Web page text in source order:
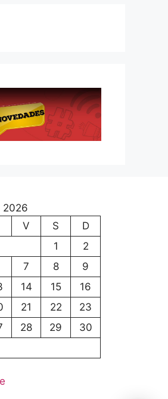
2026
V S
D
1
2
7 8
9
14 15
16
21 22
23
28 29
30